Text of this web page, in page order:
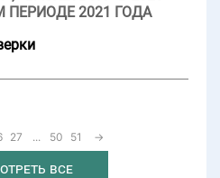
2021 ГОДА
27 ... 50 51 →
все